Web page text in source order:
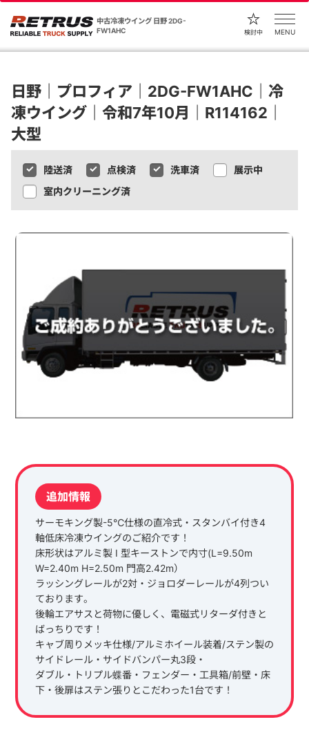
中古冷凍ウイング 日野 2DG-
FW1AHC
検討中 MENU
日野｜プロフィア｜2DG-FW1AHC｜冷
凍ウイング｜令和7年10月｜R114162｜
大型
陸送済 点検済 洗車済
展示中
室内クリーニング済
追加情報
サーモキング製-5℃仕様の直冷式・スタンバイ付き4
軸低床冷凍ウイングのご紹介です！
床形状はアルミ製 I 型キーストンで内寸(L=9.50m
W=2.40m H=2.50m 門高2.42m）
ラッシングレールが2対・ジョロダーレールが4列つい
ております。
後輪エアサスと荷物に優しく、電磁式リターダ付きと
ばっちりです！
キャブ周りメッキ仕様/アルミホイール装着/ステン製の
サイドレール・サイドバンパー丸3段・
ダブル・トリプル蝶番・フェンダー・工具箱/前壁・床
下・後扉はステン張りとこだわった1台です！